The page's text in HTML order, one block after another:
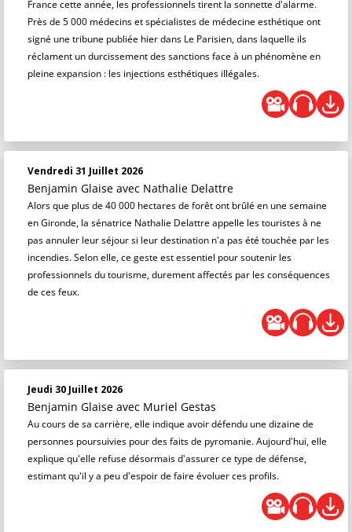
France cette année, les professionnels tirent la sonnette d'alarme.
Près de 5 000 médecins et spécialistes de médecine esthétique ont
signé une tribune publiée hier dans Le Parisien, dans laquelle ils
réclament un durcissement des sanctions face à un phénomène en
pleine expansion : les injections esthétiques illégales.
Vendredi 31 Juillet 2026
Benjamin Glaise avec Nathalie Delattre
Alors que plus de 40 000 hectares de forêt ont brûlé en une semaine
en Gironde, la sénatrice Nathalie Delattre appelle les touristes à ne
pas annuler leur séjour si leur destination n'a pas été touchée par les
incendies. Selon elle, ce geste est essentiel pour soutenir les
professionnels du tourisme, durement affectés par les conséquences
de ces feux.
Jeudi 30 Juillet 2026
Benjamin Glaise avec Muriel Gestas
Au cours de sa carrière, elle indique avoir défendu une dizaine de
personnes poursuivies pour des faits de pyromanie. Aujourd'hui, elle
explique qu'elle refuse désormais d'assurer ce type de défense,
estimant qu'il y a peu d'espoir de faire évoluer ces profils.